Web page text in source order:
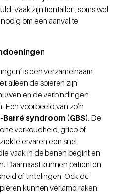
Vaak zijn tientallen, soms wel
om een aanval te
is een verzamelnaam
alleen de spieren zijn
en de verbindingen
Een voorbeeld van zo’n
Barré syndroom (GBS). De
verkoudheid, griep of
ervaren een snel
vaak in de benen begint en
Daarnaast kunnen patiënten
of tintelingen. Ook de
kunnen verlamd raken.